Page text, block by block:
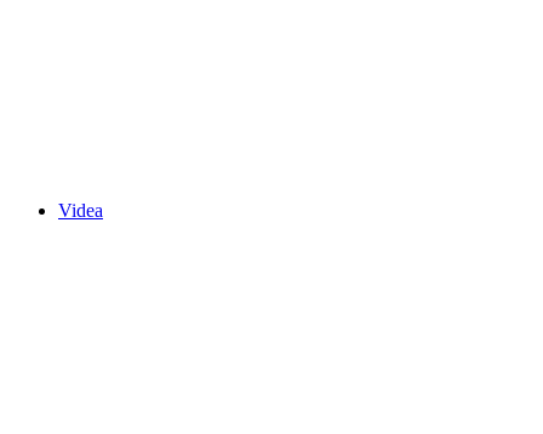
Videa